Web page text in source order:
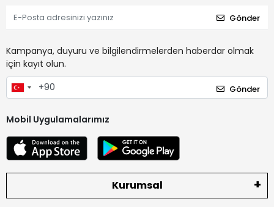
Gönder
Kampanya, duyuru ve bilgilendirmelerden haberdar olmak
için kayıt olun.
Gönder
Mobil Uygulamalarımız
Kurumsal